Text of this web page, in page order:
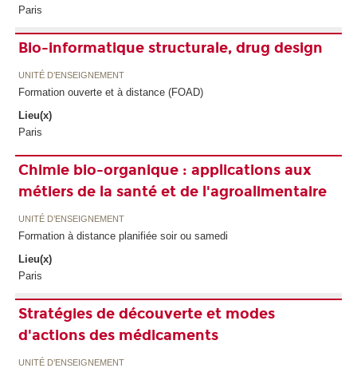
Paris
Bio-informatique structurale, drug design
UNITÉ D’ENSEIGNEMENT
Formation ouverte et à distance (FOAD)
Lieu(x)
Paris
Chimie bio-organique : applications aux
métiers de la santé et de l'agroalimentaire
UNITÉ D’ENSEIGNEMENT
Formation à distance planifiée soir ou samedi
Lieu(x)
Paris
Stratégies de découverte et modes
d'actions des médicaments
UNITÉ D’ENSEIGNEMENT